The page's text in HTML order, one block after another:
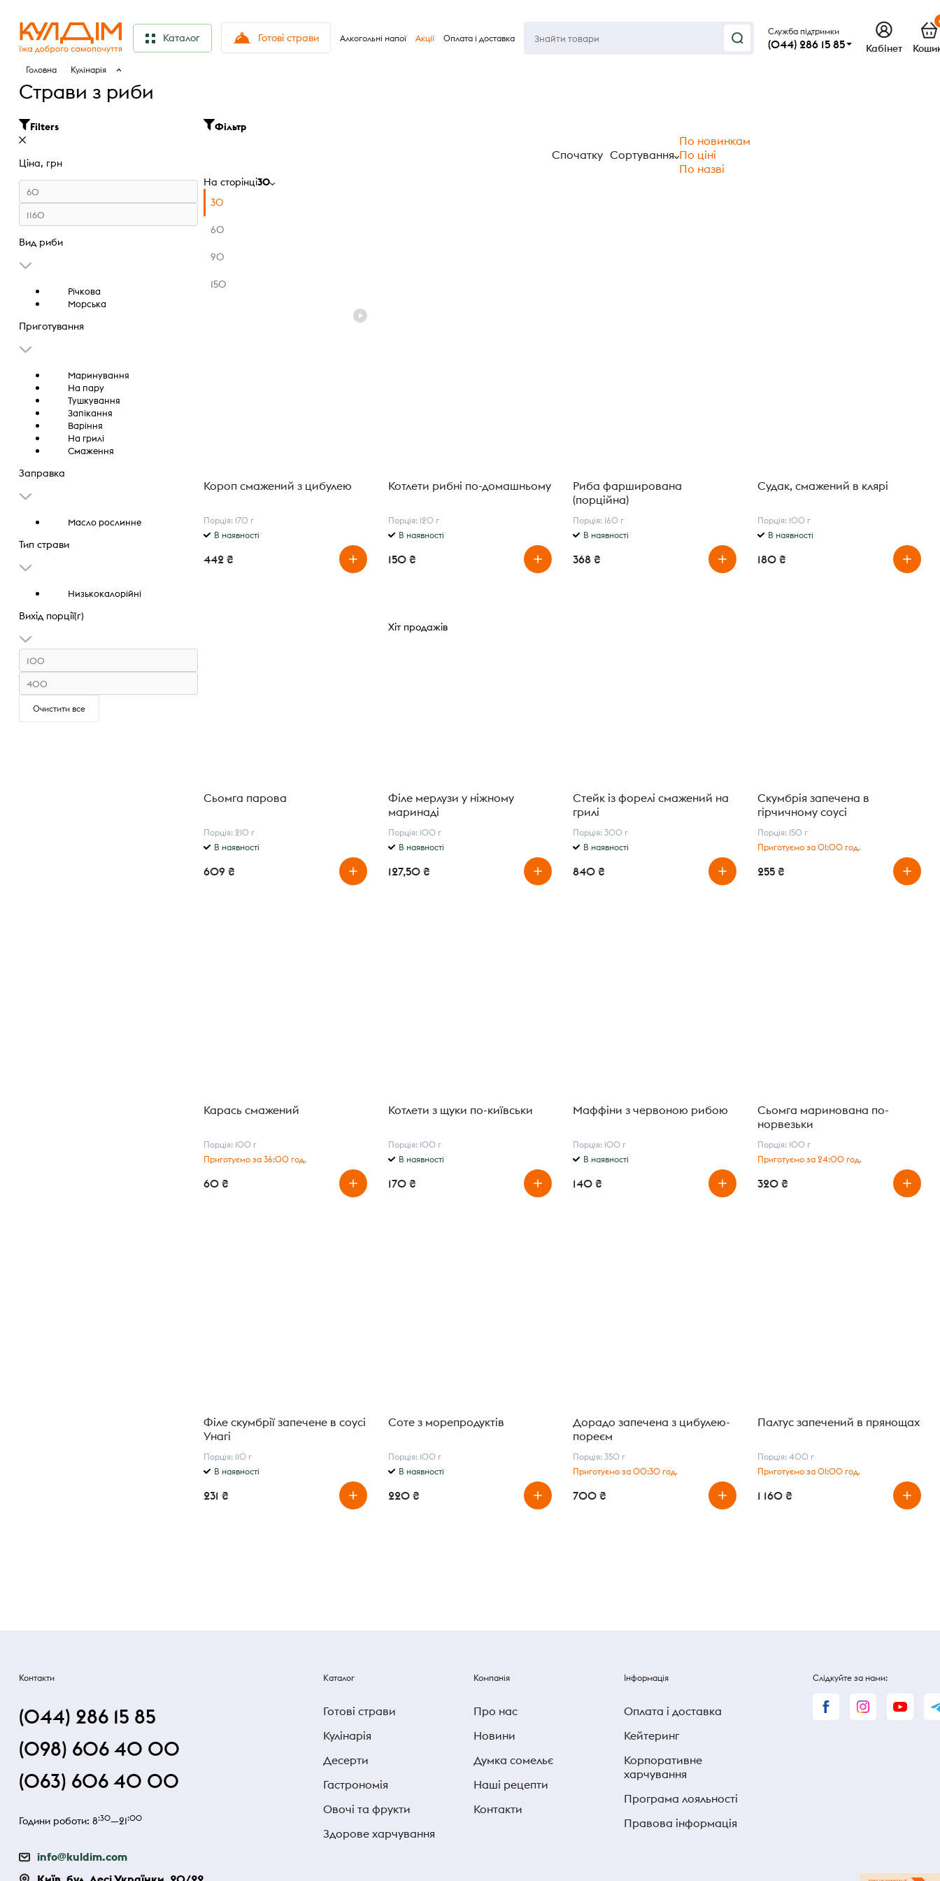
Каталог Готові страви Алкогольні напої Акції Оплата і доставка
Служба підтримки
(044) 286 15 85 Кабінет
Головна Кулінарія
Страви з риби
Filters
Ціна, грн
Вид риби
Річкова
Морська
Приготування
Маринування
На пару
Тушкування
Запікання
Варіння
На грилі
Смаження
Заправка
Масло рослинне
Тип страви
Низькокалорійні
Вихід порції(г)
Очистити все
Фільтр
Спочатку Сортування
По новинкам
По ціні
По назві
На сторінці30
30
60
90
150
Короп смажений з цибулею
Порція: 170 г
В наявності
442 ₴
Котлети рибні по-домашньому
Порція: 120 г
В наявності
150 ₴
Риба фарширована
(порційна)
Порція: 160 г
В наявності
368 ₴
Судак, смажений в клярі
Порція: 100 г
В наявності
180 ₴
Сьомга парова
Порція: 210 г
В наявності
609 ₴
Хіт продажів
Філе мерлузи у ніжному
маринаді
Порція: 100 г
В наявності
127,50 ₴
Стейк із форелі смажений на
грилі
Порція: 300 г
В наявності
840 ₴
Скумбрія запечена в
гірчичному соусі
Порція: 150 г
Приготуємо за 01:00 год.
255 ₴
Карась смажений
Порція: 100 г
Приготуємо за 36:00 год.
60 ₴
Котлети з щуки по-київськи
Порція: 100 г
В наявності
170 ₴
Маффіни з червоною рибою
Порція: 100 г
В наявності
140 ₴
Сьомга маринована по-
норвезьки
Порція: 100 г
Приготуємо за 24:00 год.
320 ₴
Філе скумбрії запечене в соусі
Унагі
Порція: 110 г
В наявності
231 ₴
Соте з морепродуктів
Порція: 100 г
В наявності
220 ₴
Дорадо запечена з цибулею-
пореєм
Порція: 350 г
Приготуємо за 00:30 год.
700 ₴
Палтус запечений в прянощах
Порція: 400 г
Приготуємо за 01:00 год.
1 160 ₴
Контакти
(044) 286 15 85
(098) 606 40 00
(063) 606 40 00
Години роботи: 8:30—21:00
info@kuldim.com
Каталог
Готові страви
Кулінарія
Десерти
Гастрономія
Овочі та фрукти
Здорове харчування
Компанія
Про нас
Новини
Думка сомельє
Наші рецепти
Контакти
Інформація
Оплата і доставка
Кейтеринг
Корпоративне
харчування
Програма лояльності
Правова інформація
Слідкуйте за нами: